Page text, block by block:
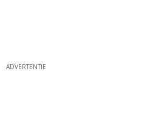
ADVERTENTIE